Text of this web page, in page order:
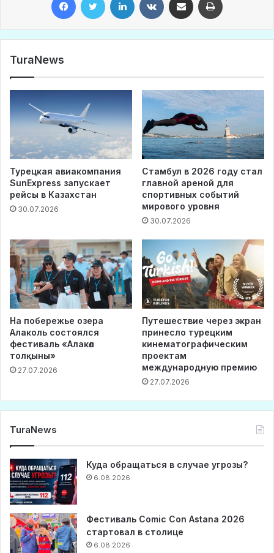
TuraNews
Турецкая авиакомпания
SunExpress запускает
рейсы в Казахстан
30.07.2026
Стамбул в 2026 году стал
главной ареной для
спортивных событий
мирового уровня
30.07.2026
На побережье озера
Алаколь состоялся
фестиваль «Алакөл
толқыны»
27.07.2026
Путешествие через экран
принесло турецким
кинематографическим
проектам
международную премию
27.07.2026
TuraNews
Куда обращаться в случае угрозы?
6.08.2026
Фестиваль Comic Con Astana 2026
стартовал в столице
6.08.2026